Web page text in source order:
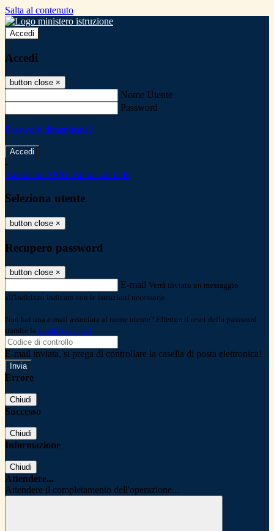
Salta al contenuto
Accedi
Accedi
button close ×
Nome Utente
Password
Password dimenticata?
-
Entra con SPID Entra con CIE
Seleziona utente
button close ×
Recupero password
button close ×
E-mail Verrà inviato un messaggio
all'indirizzo indicato con le istruzioni necessarie.
Non hai una e-mail associata al nome utente? Effettua il reset della password
tramite la Login Spaggiari
E-mail inviata, si prega di controllare la casella di posta elettronica!
Errore
Chiudi
Successo
Chiudi
Informazione
Chiudi
Attendere...
Attendere il completamento dell'operazione...